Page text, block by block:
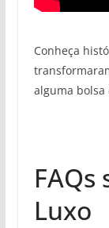
Conheça
alguma bolsa
FAQs
Luxo